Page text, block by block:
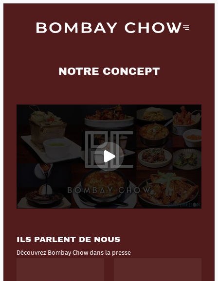
NOTRE CONCEPT
ILS PARLENT DE NOUS
Découvrez Bombay Chow dans la presse